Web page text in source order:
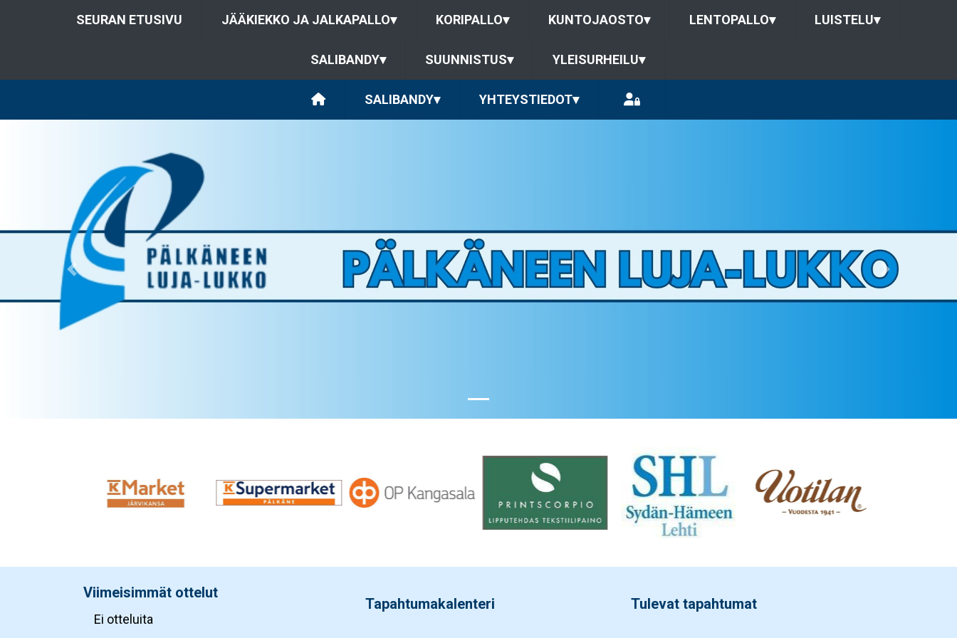
SEURAN ETUSIVU JÄÄKIEKKO JA JALKAPALLO▾ KORIPALLO▾ KUNTOJAOSTO▾ LENTOPALLO▾ LUISTELU▾
SALIBANDY▾ SUUNNISTUS▾ YLEISURHEILU▾
SALIBANDY▾ YHTEYSTIEDOT▾
Previous Next
Viimeisimmät ottelut
Ei otteluita
Tapahtumakalenteri Tulevat tapahtumat